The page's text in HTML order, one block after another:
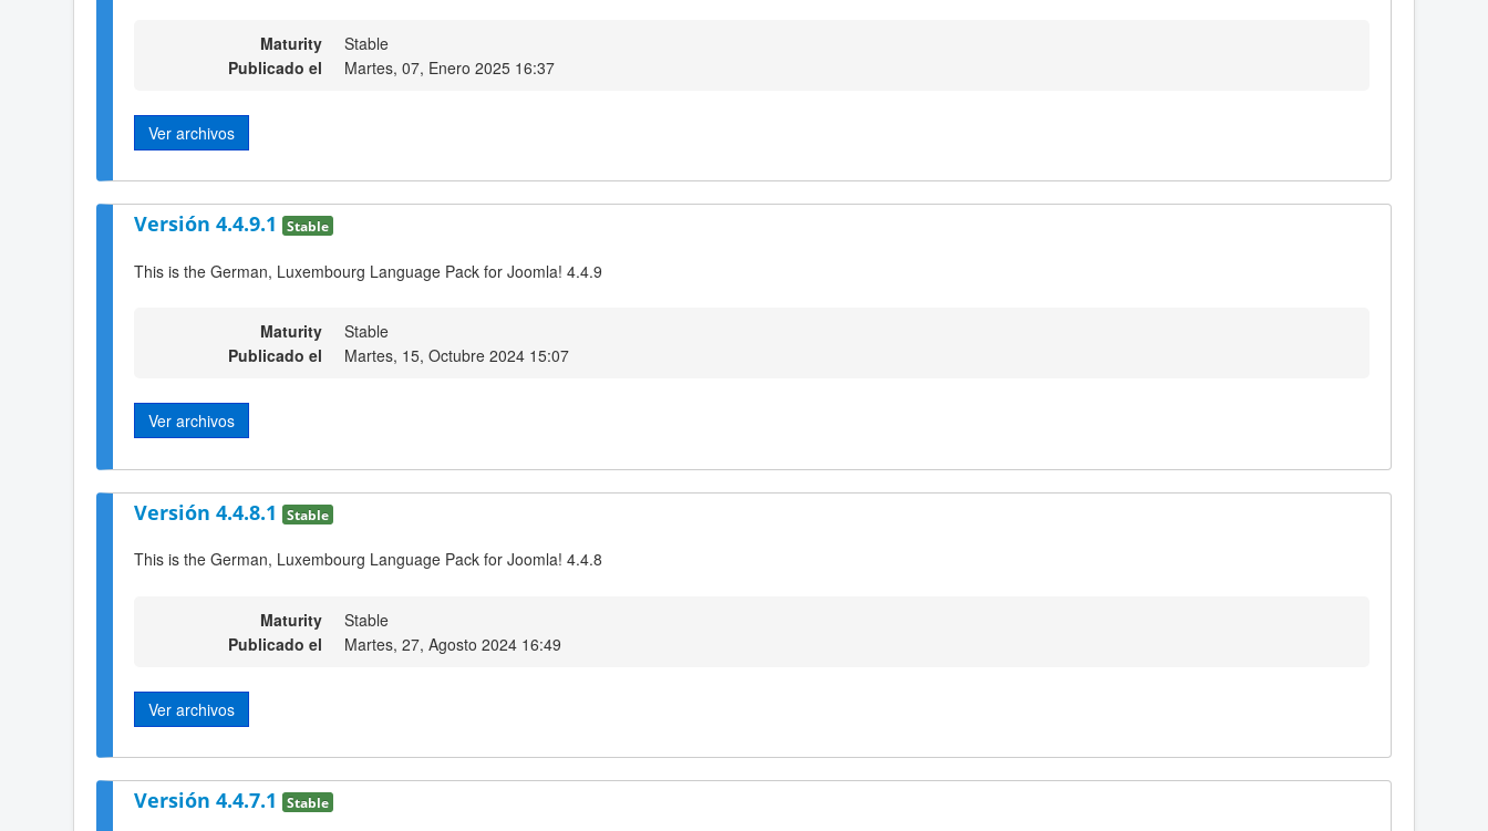
Maturity
Stable
Publicado el
Martes, 07, Enero 2025 16:37
Ver archivos
Versión 4.4.9.1 Stable
This is the German, Luxembourg Language Pack for Joomla! 4.4.9
Maturity
Stable
Publicado el
Martes, 15, Octubre 2024 15:07
Ver archivos
Versión 4.4.8.1 Stable
This is the German, Luxembourg Language Pack for Joomla! 4.4.8
Maturity
Stable
Publicado el
Martes, 27, Agosto 2024 16:49
Ver archivos
Versión 4.4.7.1 Stable